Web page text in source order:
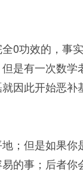
0功效的，事
是有一次数
因此开始恶补
；但是如果
的事；后者